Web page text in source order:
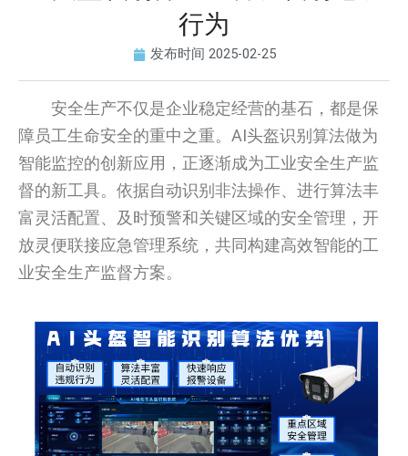
行为
发布时间 2025-02-25
安全生产不仅是企业稳定经营的基石，都是保
障员工生命安全的重中之重。AI头盔识别算法做为
智能监控的创新应用，正逐渐成为工业安全生产监
督的新工具。依据自动识别非法操作、进行算法丰
富灵活配置、及时预警和关键区域的安全管理，开
放灵便联接应急管理系统，共同构建高效智能的工
业安全生产监督方案。